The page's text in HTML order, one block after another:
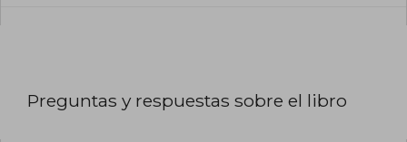
Preguntas y respuestas sobre el libro